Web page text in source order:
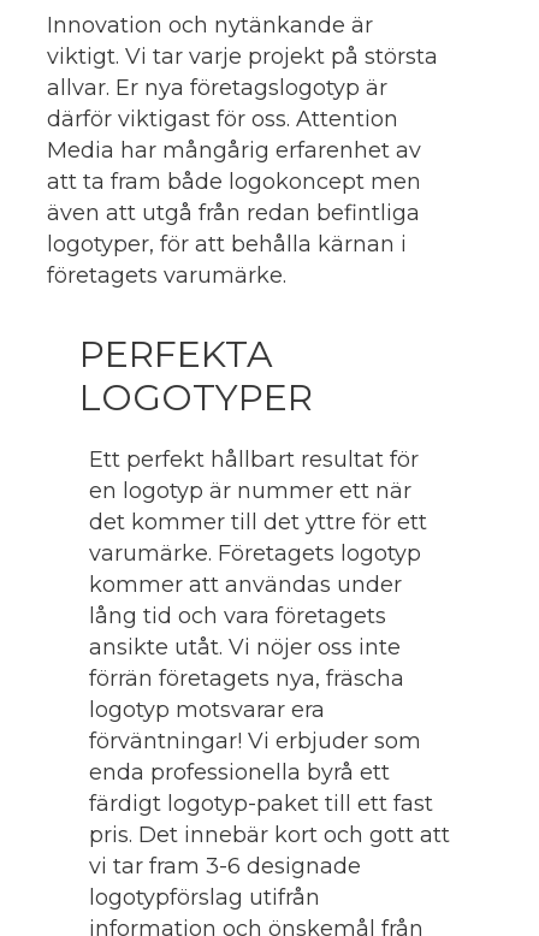
Innovation och nytänkande är
viktigt. Vi tar varje projekt på största
allvar. Er nya företagslogotyp är
därför viktigast för oss. Attention
Media har mångårig erfarenhet av
att ta fram både logokoncept men
även att utgå från redan befintliga
logotyper, för att behålla kärnan i
företagets varumärke.
PERFEKTA
LOGOTYPER
Ett perfekt hållbart resultat för
en logotyp är nummer ett när
det kommer till det yttre för ett
varumärke. Företagets logotyp
kommer att användas under
lång tid och vara företagets
ansikte utåt. Vi nöjer oss inte
förrän företagets nya, fräscha
logotyp motsvarar era
förväntningar! Vi erbjuder som
enda professionella byrå ett
färdigt logotyp-paket till ett fast
pris. Det innebär kort och gott att
vi tar fram 3-6 designade
logotypförslag utifrån
information och önskemål från